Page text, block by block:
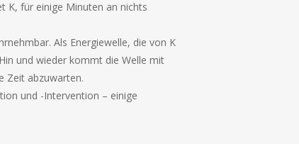
K, für einige Minuten an nichts
Als Energiewelle, die von K
und wieder kommt die Welle mit
Zeit abzuwarten.
und -Intervention – einige